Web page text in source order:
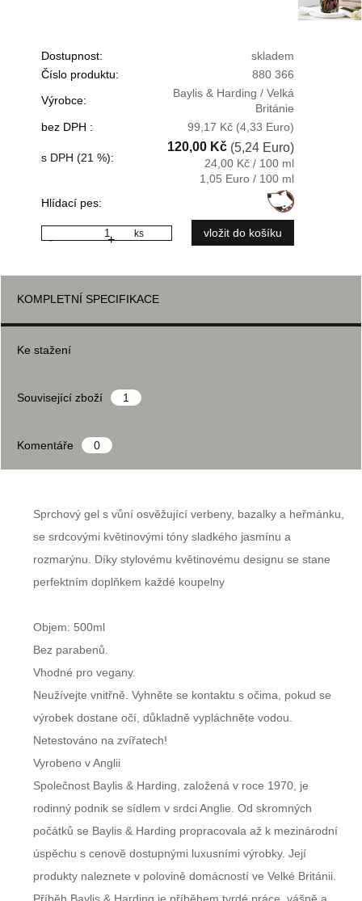
Dostupnost:
skladem
Číslo produktu:
880 366
Výrobce:
Baylis & Harding / Velká
Británie
bez DPH :
99,17 Kč (4,33 Euro)
s DPH (21 %):
120,00 Kč (5,24 Euro)
24,00 Kč / 100 ml
1,05 Euro / 100 ml
Hlídací pes:
- + ks
KOMPLETNÍ SPECIFIKACE
Ke stažení
Související zboží 1
Komentáře 0
Sprchový gel s vůní osvěžující verbeny, bazalky a heřmánku,
se srdcovými květinovými tóny sladkého jasmínu a
rozmarýnu. Díky stylovému květinovému designu se stane
perfektním doplňkem každé koupelny
Objem: 500ml
Bez parabenů.
Vhodné pro vegany.
Neužívejte vnitřně. Vyhněte se kontaktu s očima, pokud se
výrobek dostane očí, důkladně vypláchněte vodou.
Netestováno na zvířatech!
Vyrobeno v Anglii
Společnost Baylis & Harding, založená v roce 1970, je
rodinný podnik se sídlem v srdci Anglie. Od skromných
počátků se Baylis & Harding propracovala až k mezinárodní
úspěchu s cenově dostupnými luxusními výrobky. Její
produkty naleznete v polovině domácností ve Velké Británii.